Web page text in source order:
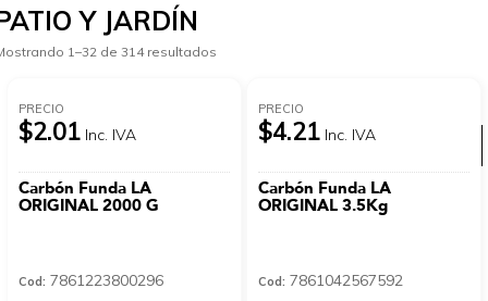
Ver categorías
Y JARDÍN
1–32 de 314 resultados
PRECIO
$2.01 Inc. IVA
Carbón Funda LA
ORIGINAL 2000 G
Cod: 7861223800296
PRECIO
$4.21 Inc. IVA
Carbón Funda LA
ORIGINAL 3.5Kg
Cod: 7861042567592